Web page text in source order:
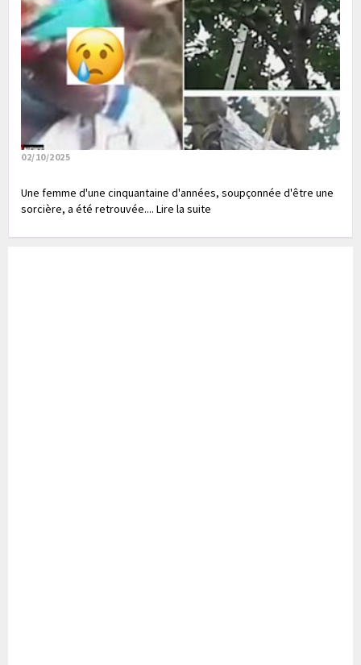
02/10/2025
Une femme d'une cinquantaine d'années, soupçonnée d'être une
sorcière, a été retrouvée.... Lire la suite